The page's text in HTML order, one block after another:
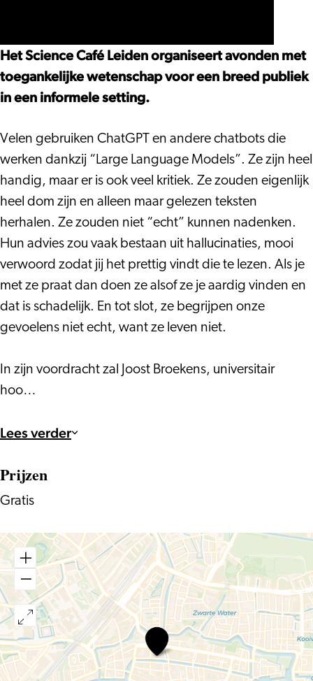
´
jouw
emoties?
ChatGPT
jouw
emoties?
´Begrijpt
ChatGPT
jouw
´
Het Science Café Leiden organiseert avonden met
toegankelijke wetenschap voor een breed publiek
in een informele setting.
Velen gebruiken ChatGPT en andere chatbots die
werken dankzij “Large Language Models”. Ze zijn heel
handig, maar er is ook veel kritiek. Ze zouden eigenlijk
heel dom zijn en alleen maar gelezen teksten
herhalen. Ze zouden niet “echt” kunnen nadenken.
Hun advies zou vaak bestaan uit hallucinaties, mooi
verwoord zodat jij het prettig vindt die te lezen. Als je
met ze praat dan doen ze alsof ze je aardig vinden en
dat is schadelijk. En tot slot, ze begrijpen onze
gevoelens niet echt, want ze leven niet.
In zijn voordracht zal Joost Broekens, universitair
hoo…
Lees verder
Prijzen
Gratis
Science
Café
´Begrijpt
ChatGPT